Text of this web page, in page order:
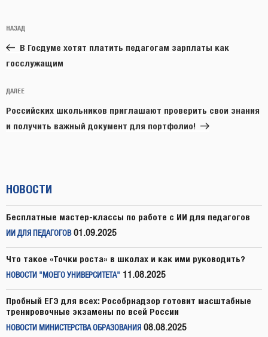
по
записям
Предыдущая
запись:
НАЗАД
В Госдуме хотят платить педагогам зарплаты как
госслужащим
Следующая
запись
ДАЛЕЕ
Российских школьников приглашают проверить свои знания
и получить важный документ для портфолио!
НОВОСТИ
Бесплатные мастер-классы по работе с ИИ для педагогов
ИИ ДЛЯ ПЕДАГОГОВ 01.09.2025
Что такое «Точки роста» в школах и как ими руководить?
НОВОСТИ "МОЕГО УНИВЕРСИТЕТА" 11.08.2025
Пробный ЕГЭ для всех: Рособрнадзор готовит масштабные
тренировочные экзамены по всей России
НОВОСТИ МИНИСТЕРСТВА ОБРАЗОВАНИЯ 08.08.2025